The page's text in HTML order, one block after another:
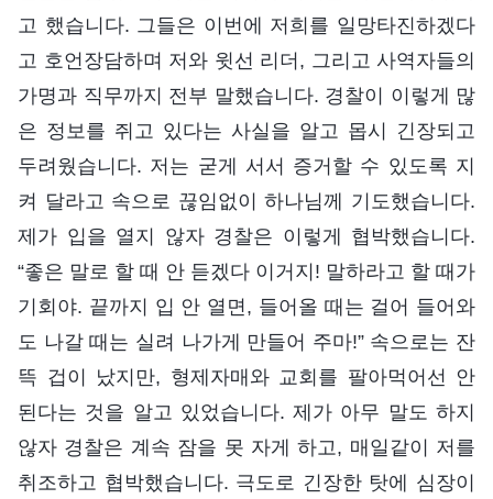
고 했습니다. 그들은 이번에 저희를 일망타진하겠다
고 호언장담하며 저와 윗선 리더, 그리고 사역자들의
가명과 직무까지 전부 말했습니다. 경찰이 이렇게 많
은 정보를 쥐고 있다는 사실을 알고 몹시 긴장되고
두려웠습니다. 저는 굳게 서서 증거할 수 있도록 지
켜 달라고 속으로 끊임없이 하나님께 기도했습니다.
제가 입을 열지 않자 경찰은 이렇게 협박했습니다.
“좋은 말로 할 때 안 듣겠다 이거지! 말하라고 할 때가
기회야. 끝까지 입 안 열면, 들어올 때는 걸어 들어와
도 나갈 때는 실려 나가게 만들어 주마!” 속으로는 잔
뜩 겁이 났지만, 형제자매와 교회를 팔아먹어선 안
된다는 것을 알고 있었습니다. 제가 아무 말도 하지
않자 경찰은 계속 잠을 못 자게 하고, 매일같이 저를
취조하고 협박했습니다. 극도로 긴장한 탓에 심장이